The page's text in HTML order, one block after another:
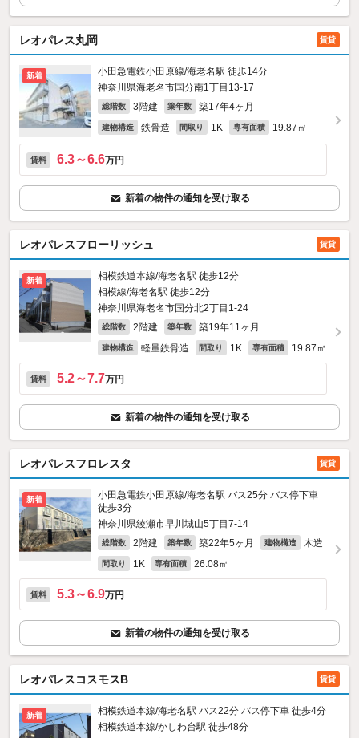
レオパレス丸岡 賃貸
新着
小田急電鉄小田原線/海老名駅 徒歩14分
神奈川県海老名市国分南1丁目13-17
総階数 3階建 築年数 築17年4ヶ月
建物構造 鉄骨造 間取り 1K 専有面積 19.87㎡
賃料 6.3～6.6万円
新着の物件の通知を受け取る
レオパレスフローリッシュ 賃貸
新着
相模鉄道本線/海老名駅 徒歩12分
相模線/海老名駅 徒歩12分
神奈川県海老名市国分北2丁目1-24
総階数 2階建 築年数 築19年11ヶ月
建物構造 軽量鉄骨造 間取り 1K 専有面積 19.87㎡
賃料 5.2～7.7万円
新着の物件の通知を受け取る
レオパレスフロレスタ 賃貸
新着
小田急電鉄小田原線/海老名駅 バス25分 バス停下車
徒歩3分
神奈川県綾瀬市早川城山5丁目7-14
総階数 2階建 築年数 築22年5ヶ月 建物構造 木造
間取り 1K 専有面積 26.08㎡
賃料 5.3～6.9万円
新着の物件の通知を受け取る
レオパレスコスモスB 賃貸
新着
相模鉄道本線/海老名駅 バス22分 バス停下車 徒歩4分
相模鉄道本線/かしわ台駅 徒歩48分